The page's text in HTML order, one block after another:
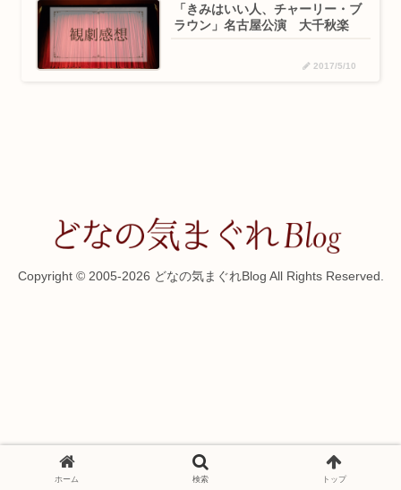
「きみはいい人、チャーリー・ブ
ラウン」名古屋公演 大千秋楽
2017/5/10
Copyright © 2005-2026 どなの気まぐれBlog All Rights Reserved.
ホーム 検索 トップ